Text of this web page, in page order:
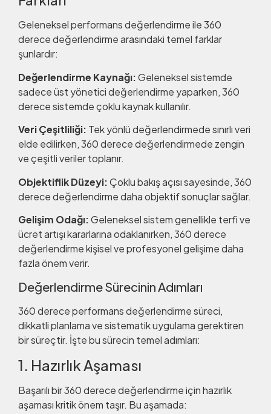
Geleneksel performans değerlendirme ile 360
derece değerlendirme arasındaki temel farklar
şunlardır:
Değerlendirme Kaynağı:Geleneksel sistemde
sadece üst yönetici değerlendirme yaparken, 360
derece sistemde çoklu kaynak kullanılır.
Veri Çeşitliliği: Tek yönlü değerlendirmede sınırlı veri
elde edilirken, 360 derece değerlendirmede zengin
ve çeşitli veriler toplanır.
Objektiflik Düzeyi:Çoklu bakış açısı sayesinde, 360
derece değerlendirme daha objektif sonuçlar sağlar.
Gelişim Odağı:Geleneksel sistem genellikle terfi ve
ücret artışı kararlarına odaklanırken, 360 derece
değerlendirme kişisel ve profesyonel gelişime daha
fazla önem verir.
Değerlendirme Sürecinin Adımları
360 derece performans değerlendirme süreci,
dikkatli planlama ve sistematik uygulama gerektiren
bir süreçtir. İşte bu sürecin temel adımları:
1. Hazırlık Aşaması
Başarılı bir 360 derece değerlendirme için hazırlık
aşaması kritik önem taşır. Bu aşamada: